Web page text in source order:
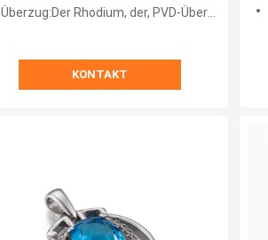
Überzug:Der Rhodium, der, PVD-Überzug, 18k Gold, Rhodium/Gold/überzogen wurde, stieg Gold/Gunmetal, das gelb
KONTAKT